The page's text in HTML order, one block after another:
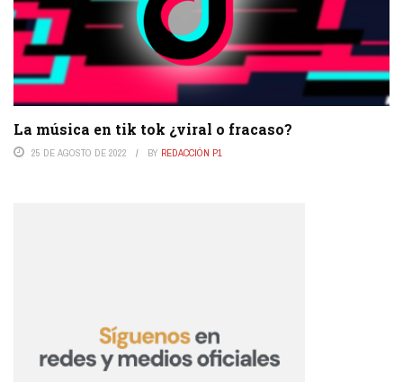
La música en tik tok ¿viral o fracaso?
25 DE AGOSTO DE 2022 BY REDACCIÓN P1